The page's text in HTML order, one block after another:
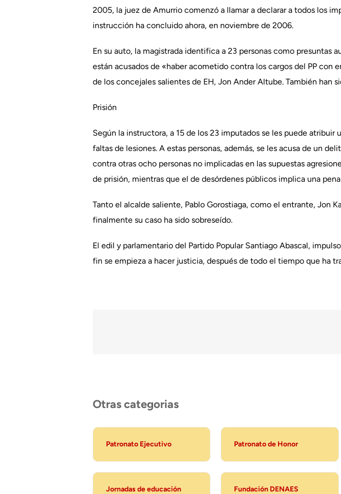
2005, la juez de Amurrio comenzó a llamar a declarar a todos los
instrucción ha concluido ahora, en noviembre de 2006.
En su auto, la magistrada identifica a 23 personas como presuntas
están acusados de «haber acometido contra los cargos del PP con
de los concejales salientes de EH, Jon Ander Altube. También han
Prisión
Según la instructora, a 15 de los 23 imputados se les puede
faltas de lesiones. A estas personas, además, se les acusa de un
contra otras ocho personas no implicadas en las supuestas
de prisión, mientras que el de desórdenes públicos implica una
Tanto el alcalde saliente, Pablo Gorostiaga, como el entrante, Jon
finalmente su caso ha sido sobreseído.
El edil y parlamentario del Partido Popular Santiago Abascal,
fin se empieza a hacer justicia, después de todo el tiempo que ha
Otras categorias
Patronato Ejecutivo Patronato de Honor
Jornadas de educación Fundación DENAES